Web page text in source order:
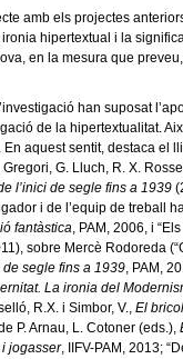
amb els projectes
hipertextual i la
en la mesura que
han suposat
de la hipertextualitat.
aquest sentit, destaca el
G. Lluch, R. X.
l’inici de segle fins a 1939
i de l’equip de treball
fantàstica, PAM, 2006, i
sobre Mercè Rodoreda
segle fins a 1939, PAM,
La ironia del
R.X. i Simbor, V., El
P. Arnau, L. Cotoner (eds.),
jogasser, IIFV-PAM, 2013;